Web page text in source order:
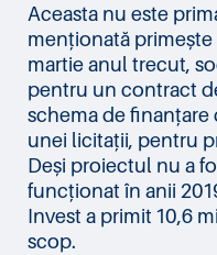
Aceasta nu este
menționată
martie anul trecut,
pentru un contract
schema de finanțare
unei licitații, pentru
Deși proiectul nu a
funcționat în anii
Invest a primit 10,6
scop.